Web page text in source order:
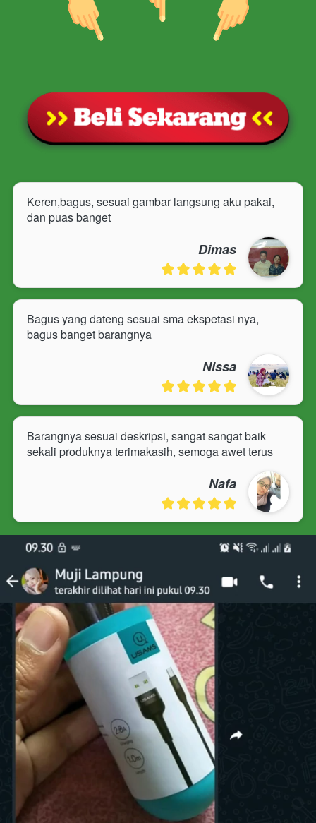
Keren,bagus, sesuai gambar langsung aku pakai,
dan puas banget
Dimas
Bagus yang dateng sesuai sma ekspetasi nya,
bagus banget barangnya
Nissa
Barangnya sesuai deskripsi, sangat sangat baik
sekali produknya terimakasih, semoga awet terus
Nafa